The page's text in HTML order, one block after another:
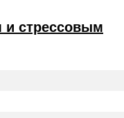
и стрессовым